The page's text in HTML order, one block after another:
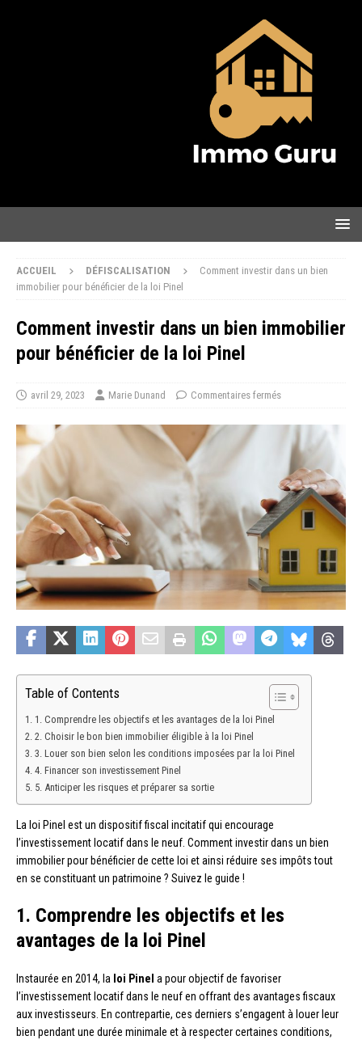
ACCUEIL DÉFISCALISATION
Comment investir dans un bien
immobilier pour bénéficier de la loi Pinel
Comment investir dans un bien immobilier
pour bénéficier de la loi Pinel
avril 29, 2023 Marie Dunand Commentaires fermés
Table of Contents
1. Comprendre les objectifs et les avantages de la loi Pinel
2. Choisir le bon bien immobilier éligible à la loi Pinel
3. Louer son bien selon les conditions imposées par la loi Pinel
4. Financer son investissement Pinel
5. Anticiper les risques et préparer sa sortie
La loi Pinel est un dispositif fiscal incitatif qui encourage
l’investissement locatif dans le neuf. Comment investir dans un bien
immobilier pour bénéficier de cette loi et ainsi réduire ses impôts tout
en se constituant un patrimoine ? Suivez le guide !
1. Comprendre les objectifs et les
avantages de la loi Pinel
Instaurée en 2014, la loi Pinel a pour objectif de favoriser
l’investissement locatif dans le neuf en offrant des avantages fiscaux
aux investisseurs. En contrepartie, ces derniers s’engagent à louer leur
bien pendant une durée minimale et à respecter certaines conditions,